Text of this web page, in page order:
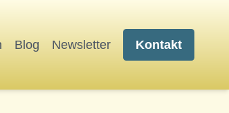
Blog Newsletter Kontakt